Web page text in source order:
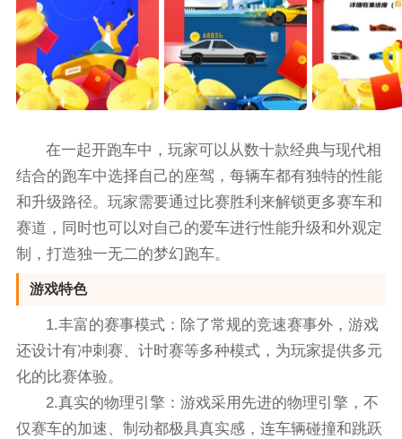
在一起开跑车中，玩家可以从数十款经典与现代相
结合的跑车中选择自己的座驾，每辆车都有独特的性能
和升级路径。玩家需要通过比赛胜利来解锁更多赛车和
赛道，同时也可以对自己的爱车进行性能升级和外观定
制，打造独一无二的梦幻跑车。
游戏特色
1.丰富的赛事模式：除了常规的竞速赛事外，游戏
还设计有冲刺赛、计时赛等多种模式，为玩家提供多元
化的比赛体验。
2.真实的物理引擎：游戏采用先进的物理引擎，不
仅赛车的加速、制动都极具真实感，连车辆碰撞和跳跃